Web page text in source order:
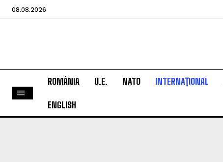
08.08.2026
ROMÂNIA U.E. NATO INTERNAȚIONAL
ENGLISH